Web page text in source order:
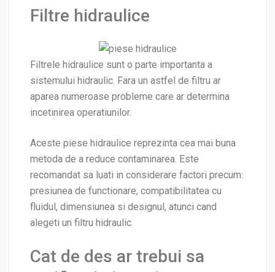
Filtre hidraulice
Filtrele hidraulice sunt o parte importanta a
sistemului hidraulic. Fara un astfel de filtru ar
aparea numeroase probleme care ar determina
incetinirea operatiunilor.
Aceste piese hidraulice reprezinta cea mai buna
metoda de a reduce contaminarea. Este
recomandat sa luati in considerare factori precum:
presiunea de functionare, compatibilitatea cu
fluidul, dimensiunea si designul, atunci cand
alegeti un filtru hidraulic.
Cat de des ar trebui sa